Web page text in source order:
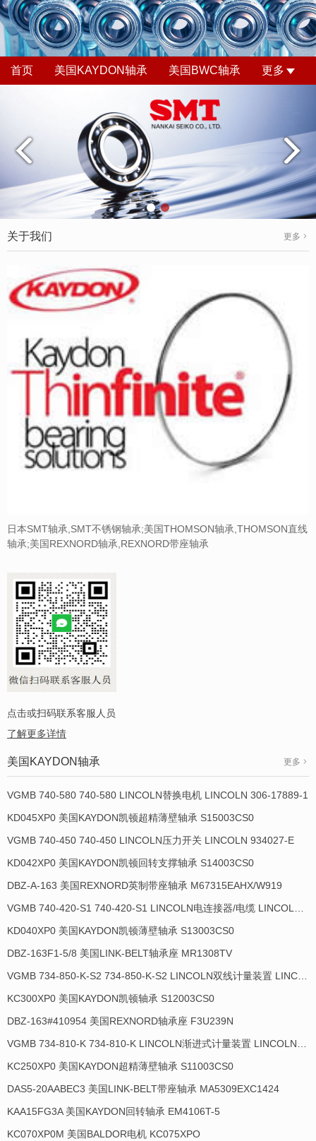
首页 美国KAYDON轴承 美国BWC轴承 更多
关于我们 更多
日本SMT轴承,SMT不锈钢轴承;美国THOMSON轴承,THOMSON直线
轴承;美国REXNORD轴承,REXNORD带座轴承
点击或扫码联系客服人员
了解更多详情
美国KAYDON轴承 更多
VGMB 740-580 740-580 LINCOLN替换电机 LINCOLN 306-17889-1
KD045XP0 美国KAYDON凯顿超精薄壁轴承 S15003CS0
VGMB 740-450 740-450 LINCOLN压力开关 LINCOLN 934027-E
KD042XP0 美国KAYDON凯顿回转支撑轴承 S14003CS0
DBZ-A-163 美国REXNORD英制带座轴承 M67315EAHX/W919
KD040XP0 美国KAYDON凯顿薄壁轴承 S13003CS0
DBZ-163F1-5/8 美国LINK-BELT轴承座 MR1308TV
KC300XP0 美国KAYDON凯顿轴承 S12003CS0
DBZ-163#410954 美国REXNORD轴承座 F3U239N
KC250XP0 美国KAYDON超精薄壁轴承 S11003CS0
DAS5-20AABEC3 美国LINK-BELT带座轴承 MA5309EXC1424
KAA15FG3A 美国KAYDON回转轴承 EM4106T-5
KC070XP0M 美国BALDOR电机 KC075XPO